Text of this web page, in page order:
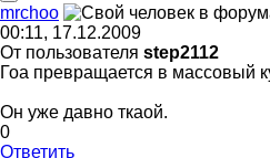
mrchoo
00:11, 17.12.2009
От пользователя step2112
Гоа превращается в массовый
Он уже давно ткаой.
0
Ответить